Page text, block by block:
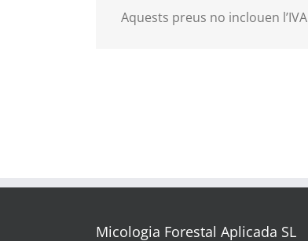
Aquests preus no inclouen l’IVA
Micologia Forestal Aplicada SL